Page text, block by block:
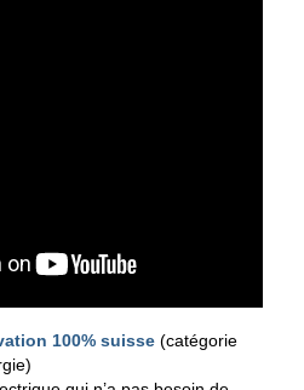
100% suisse (catégorie